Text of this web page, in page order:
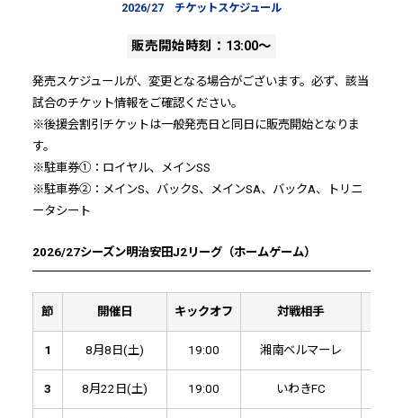
2026/27 チケットスケジュール
販売開始時刻：13:00～
発売スケジュールが、変更となる場合がございます。必ず、該当
試合のチケット情報をご確認ください。
※後援会割引チケットは一般発売日と同日に販売開始となりま
す。
※駐車券①：ロイヤル、メインSS
※駐車券②：メインS、バックS、メインSA、バックA、トリニ
ータシート
2026/27シーズン明治安田J2リーグ（ホームゲーム）
節 開催日 キックオフ 対戦相手
1 8月8日(土) 19:00 湘南ベルマーレ
3 8月22日(土) 19:00 いわきFC